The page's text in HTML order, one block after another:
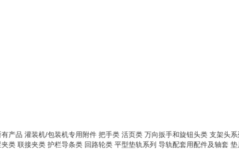
有产品 灌装机/包装机专用附件 把手类 活页类 万向扳手和旋钮头类 支架头系
夹类 联接夹类 护栏导条类 回路轮类 平型垫轨系列 导轨配套用配件及轴套 垫